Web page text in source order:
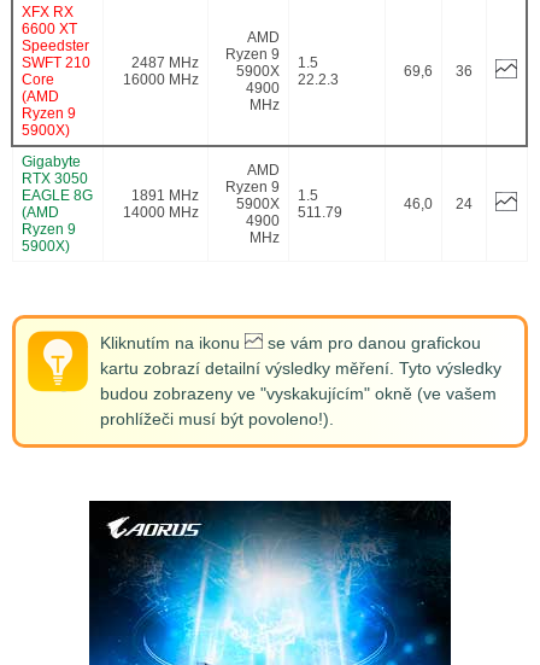
XFX RX
6600 XT
Speedster
SWFT 210
Core
(AMD
Ryzen 9
5900X)
2487 MHz
16000 MHz
AMD
Ryzen 9
5900X
4900
MHz
1.5
22.2.3
69,6 36
Gigabyte
RTX 3050
EAGLE 8G
(AMD
Ryzen 9
5900X)
1891 MHz
14000 MHz
AMD
Ryzen 9
5900X
4900
MHz
1.5
511.79
46,0 24
Kliknutím na ikonu
se vám pro danou grafickou
kartu zobrazí detailní výsledky měření. Tyto výsledky
budou zobrazeny ve "vyskakujícím" okně (ve vašem
prohlížeči musí být povoleno!).